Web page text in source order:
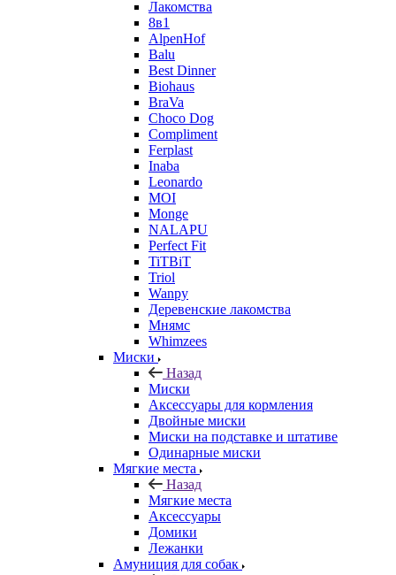
Лакомства
8в1
AlpenHof
Balu
Best Dinner
Biohaus
BraVa
Choco Dog
Compliment
Ferplast
Inaba
Leonardo
MOI
Monge
NALAPU
Perfect Fit
TiTBiT
Triol
Wanpy
Деревенские лакомства
Мнямс
Whimzees
Миски
Назад
Миски
Аксессуары для кормления
Двойные миски
Миски на подставке и штативе
Одинарные миски
Мягкие места
Назад
Мягкие места
Аксессуары
Домики
Лежанки
Амуниция для собак